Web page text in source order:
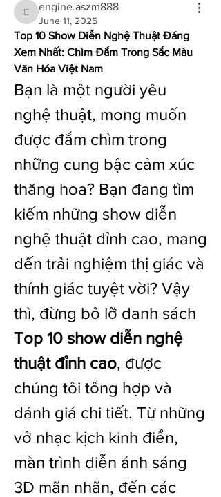
engine.aszm888
engine.aszm888
June 11, 2025
Top 10 Show Diễn Nghệ Thuật Đáng
Xem Nhất: Chìm Đắm Trong Sắc Màu
Văn Hóa Việt Nam
Bạn là một người yêu
nghệ thuật, mong muốn
được đắm chìm trong
những cung bậc cảm xúc
thăng hoa? Bạn đang tìm
kiếm những show diễn
nghệ thuật đỉnh cao, mang
đến trải nghiệm thị giác và
thính giác tuyệt vời? Vậy
Top 10 show diễn nghệ
thuật đỉnh cao, được
chúng tôi tổng hợp và
đánh giá chi tiết. Từ những
vở nhạc kịch kinh điển,
màn trình diễn ánh sáng
3D mãn nhãn, đến các